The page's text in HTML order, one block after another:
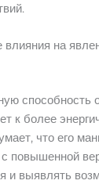
влияния на
способность
к более
что его
с повышенной
и выявлять